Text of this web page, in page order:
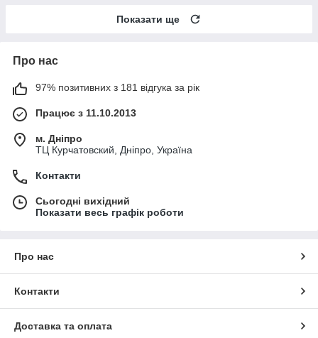
Показати ще
Про нас
97% позитивних з 181 відгука за рік
Працює з 11.10.2013
м. Дніпро
ТЦ Курчатовский, Дніпро, Україна
Контакти
Сьогодні вихідний
Показати весь графік роботи
Про нас
Контакти
Доставка та оплата